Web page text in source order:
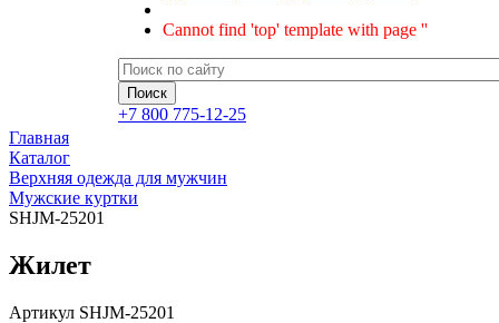
Cannot find 'top' template with page ''
+7 800 775-12-25
Главная
Каталог
Верхняя одежда для мужчин
Мужские куртки
SHJM-25201
Жилет
Артикул SHJM-25201